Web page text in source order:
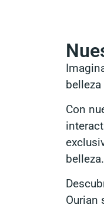
Con
belleza.
Ourian